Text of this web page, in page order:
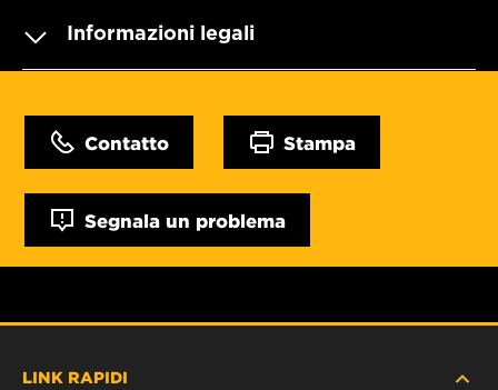
Informazioni legali
Contatto Stampa
Segnala un problema
LINK RAPIDI